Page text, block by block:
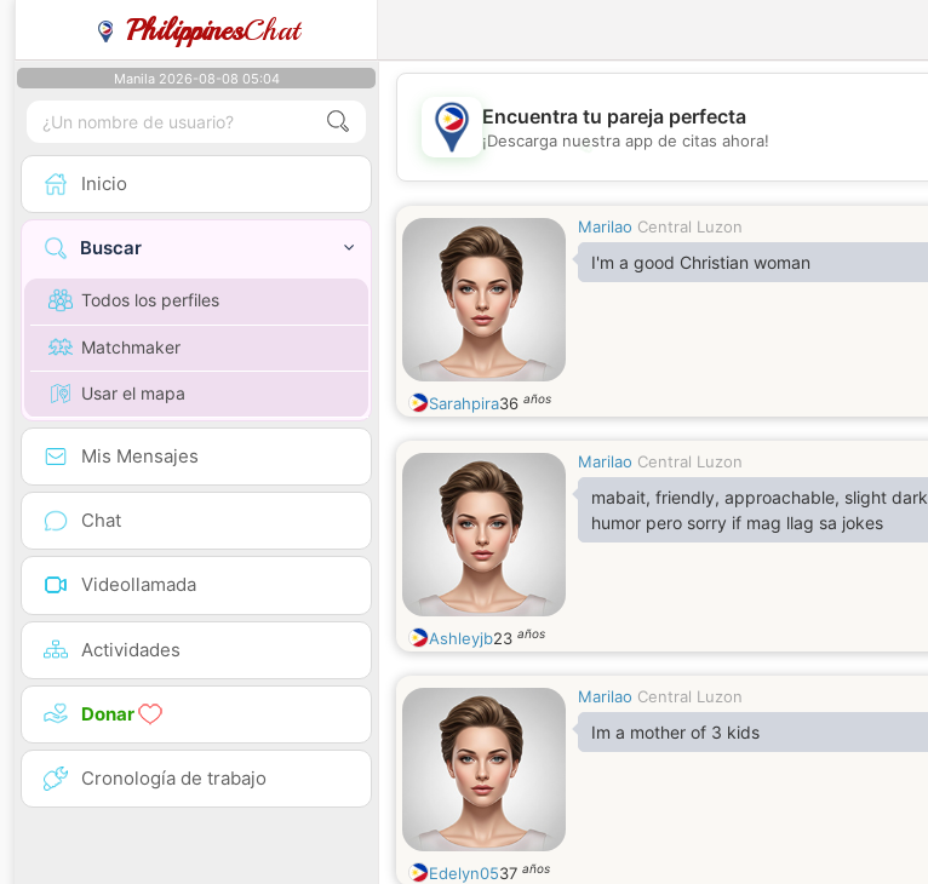
PhilippinesChat
Manila 2026-08-08 05:04
Inicio
Buscar
Todos los perfiles
Matchmaker
Usar el mapa
Mis Mensajes
Chat
Videollamada
Actividades
Donar
Cronología de trabajo
💖
Encuentra tu pareja perfecta
¡Descarga nuestra app de citas ahora!
Marilao Central Luzon
I'm a good Christian woman
Sarahpira36 años
Marilao Central Luzon
mabait, friendly, approachable, slight dark
humor pero sorry if mag llag sa jokes
Ashleyjb23 años
Marilao Central Luzon
Im a mother of 3 kids
Edelyn0537 años